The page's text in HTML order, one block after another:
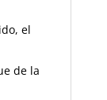
el
de la